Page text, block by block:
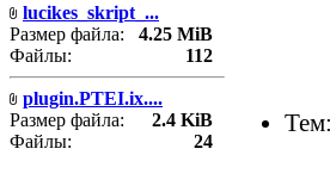
lucikes_skript_...
Размер файла:
4.25 MiB
Файлы:
112
plugin.PTEI.ix....
Размер файла:
2.4 KiB
Файлы:
24